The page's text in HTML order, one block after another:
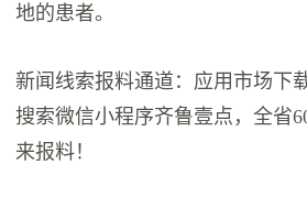
地的患者。
新闻线索报料通道：应用市场下
搜索微信小程序齐鲁壹点，全省
来报料！